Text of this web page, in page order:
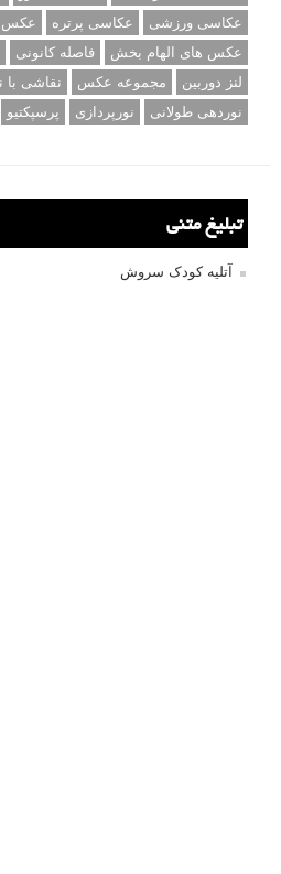
عکاسی ورزشی
عکاسی پرتره
عکس
عکس های الهام بخش
فاصله کانونی
لنز دوربین
مجموعه عکس نقاشی با
نوردهی طولانی
نورپردازی پرسپکتیو
تبلیغ متنی
آتلیه کودک سروش